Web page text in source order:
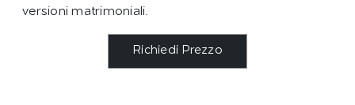
versioni matrimoniali.
Richiedi Prezzo